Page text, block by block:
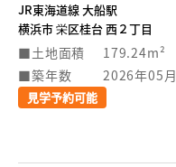
JR東海道線 大船駅
横浜市 栄区桂台 西２丁目
土地面積 179.24m²
築年数
2026年05月
見学予約可能